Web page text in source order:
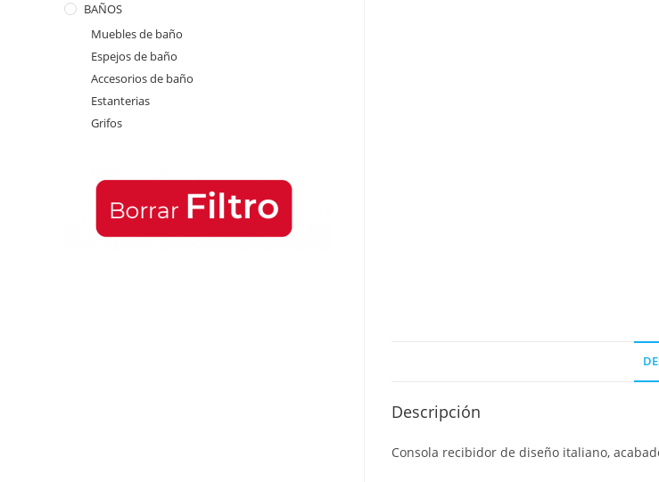
Descripción
Consola recibidor de diseño italiano,
BAÑOS
Muebles de baño
Espejos de baño
Accesorios de baño
Estanterias
Grifos